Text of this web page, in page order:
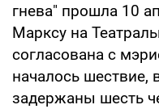
гнева" прошла 10
Марксу на
согласована с
началось шествие,
задержаны шесть